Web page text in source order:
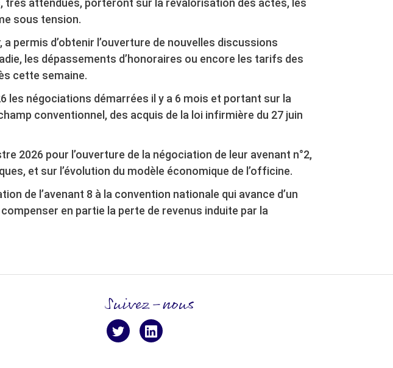
très attendues, porteront sur la revalorisation des actes, les
sous tension.
a permis d’obtenir l’ouverture de nouvelles discussions
les dépassements d’honoraires ou encore les tarifs des
cette semaine.
les négociations démarrées il y a 6 mois et portant sur la
conventionnel, des acquis de la loi infirmière du 27 juin
2026 pour l’ouverture de la négociation de leur avenant n°2,
et sur l’évolution du modèle économique de l’officine.
de l’avenant 8 à la convention nationale qui avance d’un
en partie la perte de revenus induite par la
Suivez-nous
Suivez-nous !
suivez-nous sur twitter
suivez-nous sur LinkedIn